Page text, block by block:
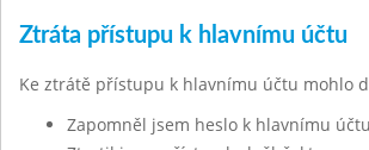
Ztráta přístupu k hlavnímu účtu
Ke ztrátě přístupu k hlavnímu účtu mohlo
Zapomněl jsem heslo k hlavnímu účtu